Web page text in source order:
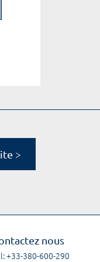
>
nous
+33-380-600-290